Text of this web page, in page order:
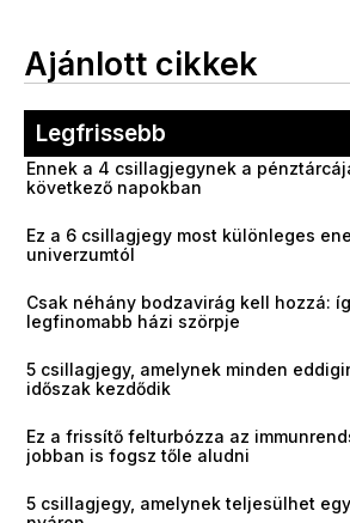
Ajánlott cikkek
Legfrissebb
Ennek a 4 csillagjegynek a
következő napokban
Ez a 6 csillagjegy most különleges
univerzumtól
Csak néhány bodzavirág kell hozzá:
legfinomabb házi szörpje
5 csillagjegy, amelynek minden
időszak kezdődik
Ez a frissítő felturbózza az
jobban is fogsz tőle aludni
5 csillagjegy, amelynek teljesülhet